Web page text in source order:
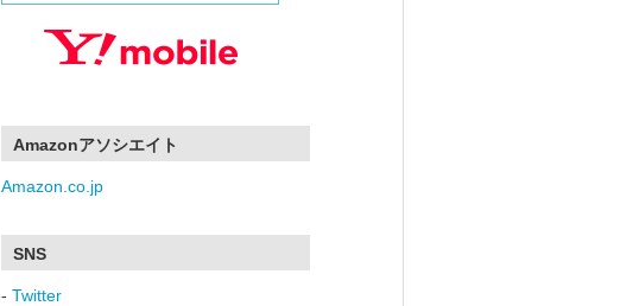
Amazonアソシエイト
Amazon.co.jp
SNS
- Twitter